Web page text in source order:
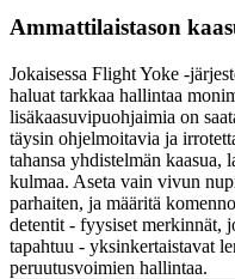
Ammattilaistason
Jokaisessa Flight Yoke -
haluat tarkkaa hallintaa
lisäkaasuvipuohjaimia on
täysin ohjelmoitavia ja
tahansa yhdistelmän kaasua,
kulmaa. Aseta vain vivun
parhaiten, ja määritä
detentit - fyysiset merkinnät,
tapahtuu - yksinkertaistavat
peruutusvoimien hallintaa.